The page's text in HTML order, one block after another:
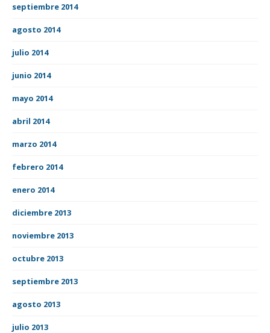
septiembre 2014
agosto 2014
julio 2014
junio 2014
mayo 2014
abril 2014
marzo 2014
febrero 2014
enero 2014
diciembre 2013
noviembre 2013
octubre 2013
septiembre 2013
agosto 2013
julio 2013